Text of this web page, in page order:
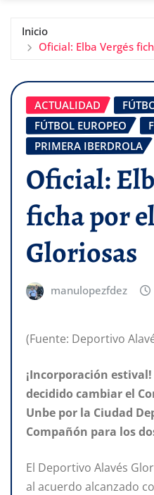
Inicio
Oficial: Elba Vergés
ACTUALIDAD
FÚTBOL EUROPEO
PRIMERA IBERDROLA
Oficial:
ficha por
Gloriosas
manulopezfdez
(Fuente: Deportivo
¡Incorporación
decidido cambiar el
Unbe por la Ciudad
Compañón para los
El Deportivo Alavés
al acuerdo alcanzado